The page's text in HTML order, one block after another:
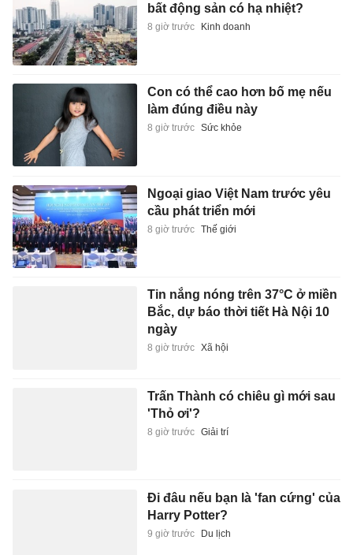
bất động sản có hạ nhiệt?
8 giờ trước Kinh doanh
Con có thể cao hơn bố mẹ nếu
làm đúng điều này
8 giờ trước Sức khỏe
Ngoại giao Việt Nam trước yêu
cầu phát triển mới
8 giờ trước Thế giới
Tin nắng nóng trên 37°C ở miền
Bắc, dự báo thời tiết Hà Nội 10
ngày
8 giờ trước Xã hội
Trấn Thành có chiêu gì mới sau
'Thỏ ơi'?
8 giờ trước Giải trí
Đi đâu nếu bạn là 'fan cứng' của
Harry Potter?
9 giờ trước Du lịch